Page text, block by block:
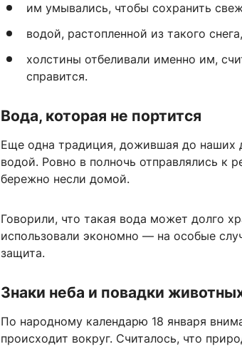
им умывались, чтобы сохранить
водой, растопленной из такого
холстины отбеливали именно им,
справится.
Вода, которая не портится
Еще одна традиция, дожившая до наших
водой. Ровно в полночь отправлялись к
бережно несли домой.
Говорили, что такая вода может долго
использовали экономно — на особые
защита.
Знаки неба и повадки
По народному календарю 18 января
происходит вокруг. Считалось, что